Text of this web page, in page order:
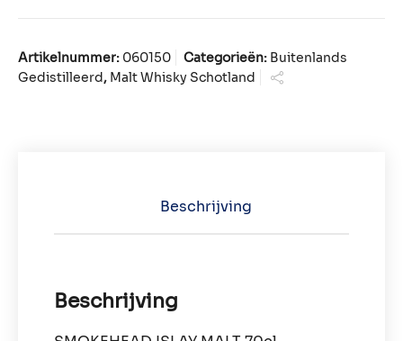
Artikelnummer: 060150 Categorieën: Buitenlands
Gedistilleerd, Malt Whisky Schotland
Beschrijving
Beschrijving